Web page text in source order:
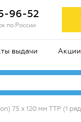
96-52
по России
выдачи Акции
75 х 120 мм TTP (1